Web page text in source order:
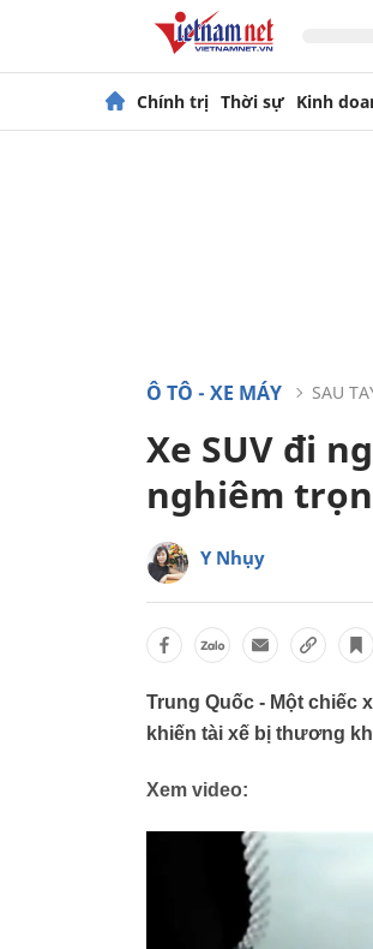
Chính trị Thời sự Kinh
Ô TÔ - XE MÁY SAU
Xe SUV đi
nghiêm
Y Nhụy
Trung Quốc - Một chiếc
khiến tài xế bị thương
Xem video: